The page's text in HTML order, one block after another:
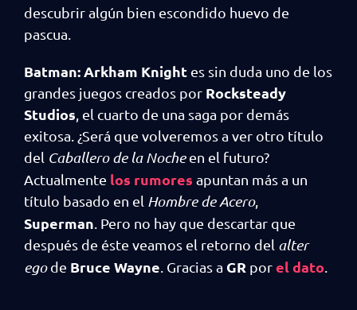
descubrir algún bien escondido huevo de
pascua.
Batman: Arkham Knight es sin duda uno de los
grandes juegos creados por Rocksteady
Studios , el cuarto de una saga por demás
exitosa. ¿Será que volveremos a ver otro título
del Caballero de la Nocheen el futuro?
Actualmente los rumores apuntan más a un
título basado en el Hombre de Acero,
Superman . Pero no hay que descartar que
después de éste veamos el retorno del alter
egode Bruce Wayne . Gracias a GR porel dato